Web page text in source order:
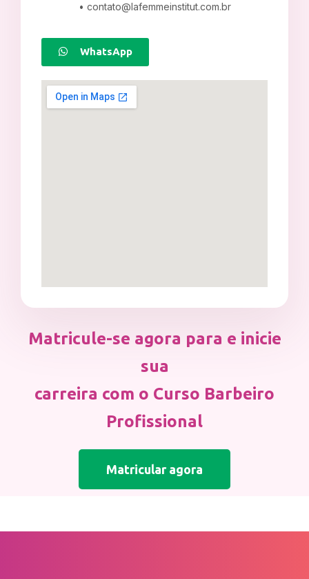
• contato@lafemmeinstitut.com.br
WhatsApp
Matricule-se agora para e inicie
sua
carreira com o Curso Barbeiro
Profissional
Matricular agora